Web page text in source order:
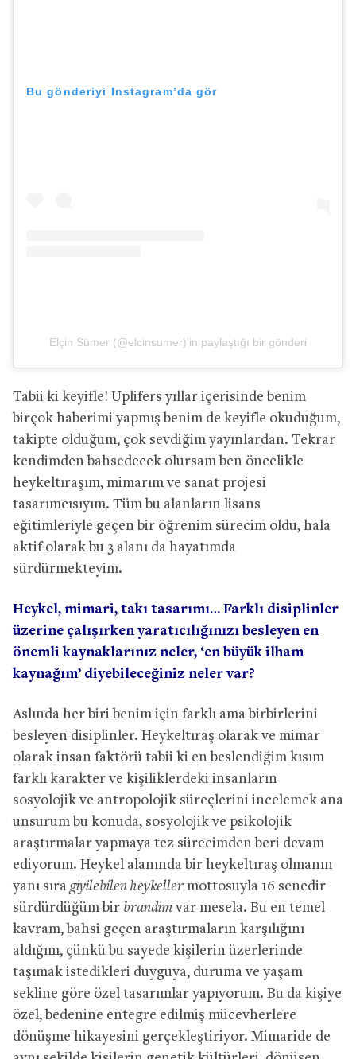
Bu gönderiyi Instagram’da gör
Elçin Sümer (@elcinsumer)’in paylaştığı bir gönderi
Tabii ki keyifle! Uplifers yıllar içerisinde benim
birçok haberimi yapmış benim de keyifle okuduğum,
takipte olduğum, çok sevdiğim yayınlardan. Tekrar
kendimden bahsedecek olursam ben öncelikle
heykeltıraşım, mimarım ve sanat projesi
tasarımcısıyım. Tüm bu alanların lisans
eğitimleriyle geçen bir öğrenim sürecim oldu, hala
aktif olarak bu 3 alanı da hayatımda
sürdürmekteyim.
Heykel, mimari, takı tasarımı… Farklı disiplinler
üzerine çalışırken yaratıcılığınızı besleyen en
önemli kaynaklarınız neler, ‘en büyük ilham
kaynağım’ diyebileceğiniz neler var?
Aslında her biri benim için farklı ama birbirlerini
besleyen disiplinler. Heykeltıraş olarak ve mimar
olarak insan faktörü tabii ki en beslendiğim kısım
farklı karakter ve kişiliklerdeki insanların
sosyolojik ve antropolojik süreçlerini incelemek ana
unsurum bu konuda, sosyolojik ve psikolojik
araştırmalar yapmaya tez sürecimden beri devam
ediyorum. Heykel alanında bir heykeltıraş olmanın
yanı sıra giyilebilen heykeller mottosuyla 16 senedir
sürdürdüğüm bir brandimvar mesela. Bu en temel
kavram, bahsi geçen araştırmaların karşılığını
aldığım, çünkü bu sayede kişilerin üzerlerinde
taşımak istedikleri duyguya, duruma ve yaşam
sekline göre özel tasarımlar yapıyorum. Bu da kişiye
özel, bedenine entegre edilmiş mücevherlere
dönüşme hikayesini gerçekleştiriyor. Mimaride de